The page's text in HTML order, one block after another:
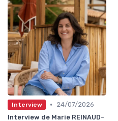
Interview •
24/07/2026
Interview de Marie REINAUD-